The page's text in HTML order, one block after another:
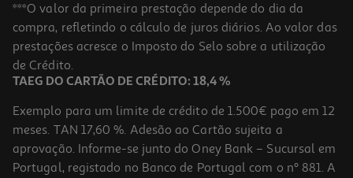
***O valor da primeira prestação depende do dia da
compra, refletindo o cálculo de juros diários. Ao valor das
prestações acresce o Imposto do Selo sobre a utilização
de Crédito.
TAEG DO CARTÃO DE CRÉDITO: 18,4 %
Exemplo para um limite de crédito de 1.500€ pago em 12
meses. TAN 17,60 %. Adesão ao Cartão sujeita a
aprovação. Informe-se junto do Oney Bank – Sucursal em
Portugal, registado no Banco de Portugal com o nº 881. A